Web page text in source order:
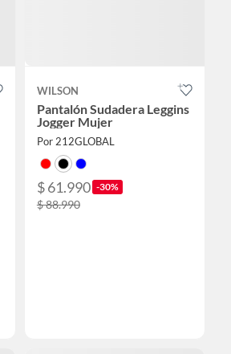
WILSON
Pantalón Sudadera Leggins
Jogger Mujer
Por 212GLOBAL
$ 61.990 -30%
$ 88.990